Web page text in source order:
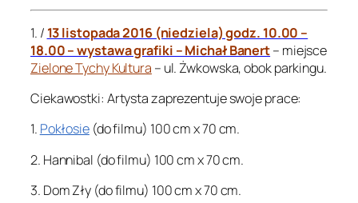
1. / 13 listopada 2016 (niedziela) godz. 10.00 –
18.00 – wystawa grafiki – Michał Banert– miejsce
Zielone Tychy Kultura – ul. Żwkowska, obok parkingu.
Ciekawostki: Artysta zaprezentuje swoje prace:
1. Pokłosie(do filmu) 100 cm x 70 cm.
2. Hannibal (do filmu) 100 cm x 70 cm.
3. Dom Zły (do filmu) 100 cm x 70 cm.